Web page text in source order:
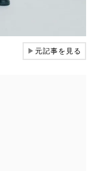
▶元記事を見る